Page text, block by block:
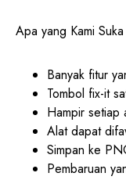
Apa yang Kami Suka
Banyak fitur
Tombol fix-it
Hampir setiap
Alat dapat
Simpan ke
Pembaruan